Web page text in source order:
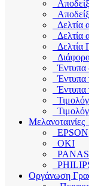
Δελτία
Δελτία
Δελτία
Έντυπα
Έντυπα
Έντυπα
Μελανοταινίες
EPSON
OKI
Οργάνωση